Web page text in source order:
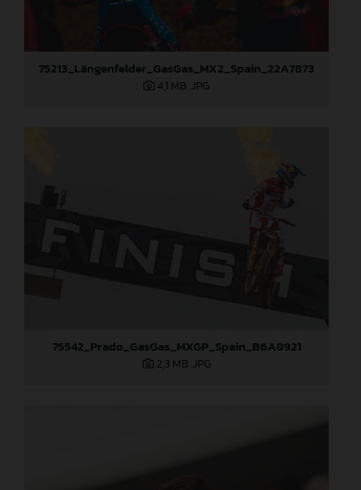
75213_Längenfelder_GasGas_MX2_Spain_22A7873
4,1 MB .JPG
75542_Prado_GasGas_MXGP_Spain_B6A8921
2,3 MB .JPG